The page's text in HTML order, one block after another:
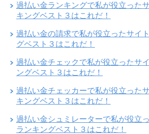
過払い金ランキングで私が役立った
キングベスト３はこれだ！
過払い金の請求で私が役立ったサイ
グベスト３はこれだ！
過払い金チェックで私が役立ったサ
ングベスト３はこれだ！
過払い金チェッカーで私が役立った
キングベスト３はこれだ！
過払い金シュミレーターで私が役立
ランキングベスト３はこれだ！